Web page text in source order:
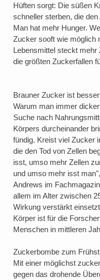
Hüften sorgt: Die süßen
schneller sterben, die
Man hat mehr Hunger.
Zucker sooft wie möglich
Lebensmittel steckt
die größten Zuckerfallen
Brauner Zucker ist
Warum man immer
Suche nach
Körpers durcheinander
fündig. Kreist viel Zucker
die den Tod von Zellen
isst, umso mehr Zellen
und umso mehr isst
Andrews im
allem im Alter zwischen
Wirkung verstärkt
Körper ist für die
Menschen in mittleren
Zuckerbombe zum
Mit einer möglichst
gegen das drohende